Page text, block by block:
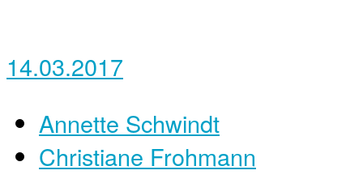
14.03.2017
Annette Schwindt
Christiane Frohmann